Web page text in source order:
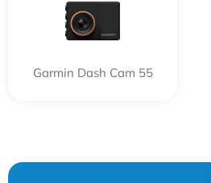
Garmin Dash Cam 55